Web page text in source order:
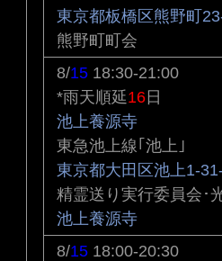
東京都板橋区熊野町
熊野町町会
8/15 18:30-21:00
*雨天順延16 日
池上養源寺
東急池上線｢池上｣
東京都大田区池上1-
精霊送り実行委員会･
池上養源寺
8/15 18:00-20:30